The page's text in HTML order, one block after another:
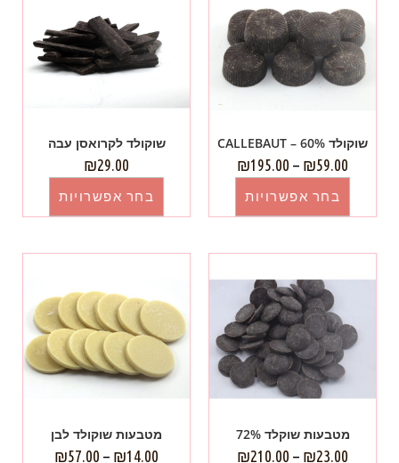
שוקולד 60% – CALLEBAUT
₪59.00
–
₪195.00
בחר אפשרויות
שוקולד לקרואסן עבה
₪29.00
בחר אפשרויות
מטבעות שוקלד 72%
₪23.00
–
₪210.00
מטבעות שוקולד לבן
₪14.00
–
₪57.00